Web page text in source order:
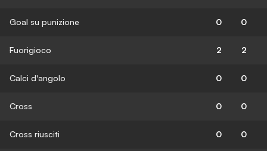
Goal su punizione 0 0
Fuorigioco 2 2
Calci d'angolo 0 0
Cross 0 0
Cross riusciti 0 0